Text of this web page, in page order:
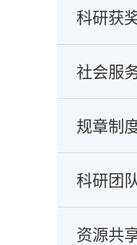
科研获
社会服
规章制
科研团
资源共